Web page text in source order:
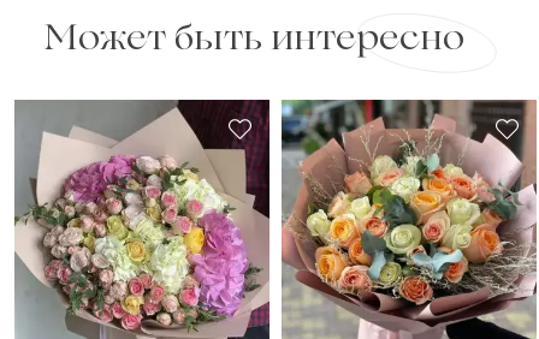
Может быть интересно